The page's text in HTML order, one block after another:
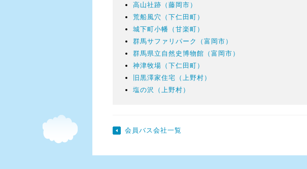
高山社跡（藤岡市）
荒船風穴（下仁田町）
城下町小幡（甘楽町）
群馬サファリパーク（富岡市）
群馬県立自然史博物館（富岡市）
神津牧場（下仁田町）
旧黒澤家住宅（上野村）
塩の沢（上野村）
会員バス会社一覧